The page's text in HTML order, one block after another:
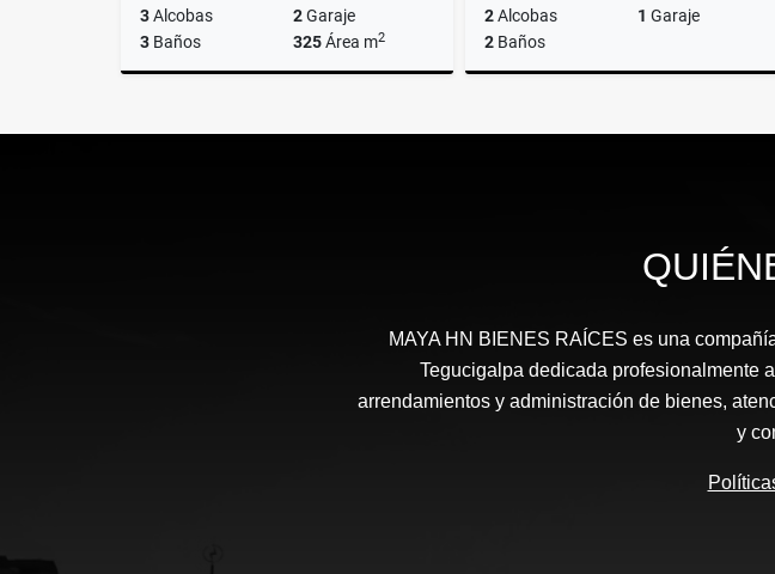
3Alcobas 2Garaje
3 Baños 325Área m2
US$300,000
2Alcobas 1 Garaje
2 Baños
US$900
MAYA HN BIENES RAÍCES​ es una
Tegucigalpa dedicada profesionalmente
arrendamientos y administración de bienes,
y